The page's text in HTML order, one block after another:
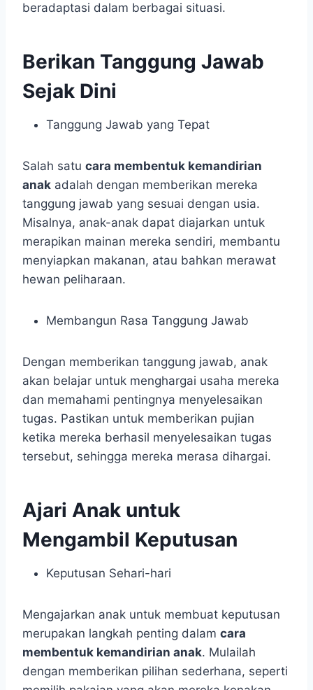
beradaptasi dalam berbagai situasi.
Berikan Tanggung Jawab
Sejak Dini
Tanggung Jawab yang Tepat
Salah satu cara membentuk kemandirian
anak adalah dengan memberikan mereka
tanggung jawab yang sesuai dengan usia.
Misalnya, anak-anak dapat diajarkan untuk
merapikan mainan mereka sendiri, membantu
menyiapkan makanan, atau bahkan merawat
hewan peliharaan.
Membangun Rasa Tanggung Jawab
Dengan memberikan tanggung jawab, anak
akan belajar untuk menghargai usaha mereka
dan memahami pentingnya menyelesaikan
tugas. Pastikan untuk memberikan pujian
ketika mereka berhasil menyelesaikan tugas
tersebut, sehingga mereka merasa dihargai.
Ajari Anak untuk
Mengambil Keputusan
Keputusan Sehari-hari
Mengajarkan anak untuk membuat keputusan
merupakan langkah penting dalam cara
membentuk kemandirian anak. Mulailah
dengan memberikan pilihan sederhana, seperti